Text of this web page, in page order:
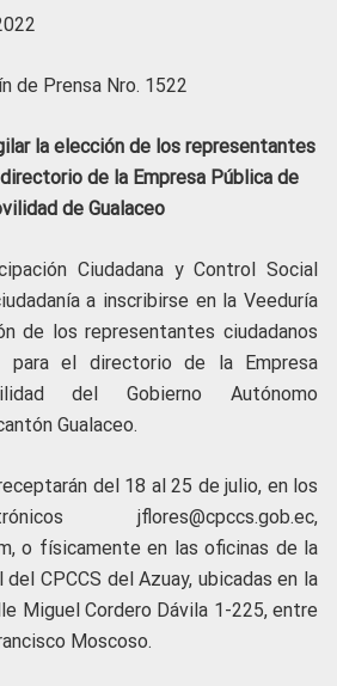
de Prensa Nro. 1522
la elección de los representantes
de la Empresa Pública de
de Gualaceo
Ciudadana y Control Social
a inscribirse en la Veeduría
de los representantes ciudadanos
para el directorio de la Empresa
del Gobierno Autónomo
Gualaceo.
del 18 al 25 de julio, en los
jflores@cpccs.gob.ec,
o físicamente en las oficinas de la
CPCCS del Azuay, ubicadas en la
Miguel Cordero Dávila 1-225, entre
Moscoso.